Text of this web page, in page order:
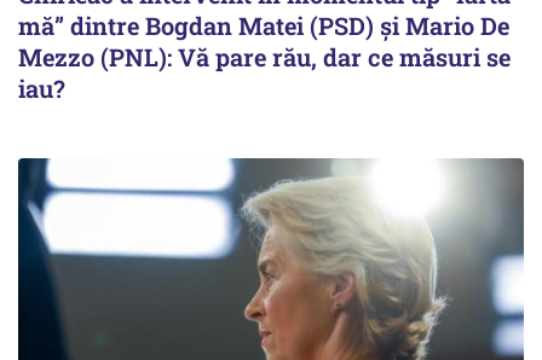
mă” dintre Bogdan Matei (PSD) și Mario De
Mezzo (PNL): Vă pare rău, dar ce măsuri se
iau?